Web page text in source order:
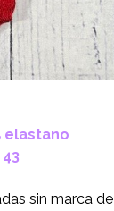
elastano
sin marca de